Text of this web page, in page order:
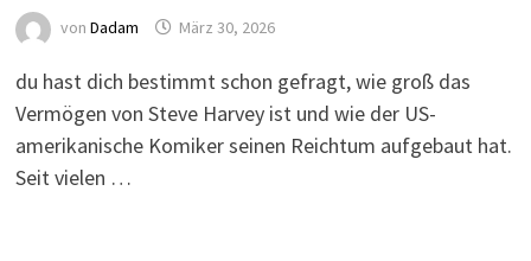
von Dadam März 30, 2026
du hast dich bestimmt schon gefragt, wie groß das
Vermögen von Steve Harvey ist und wie der US-
amerikanische Komiker seinen Reichtum aufgebaut hat.
Seit vielen …